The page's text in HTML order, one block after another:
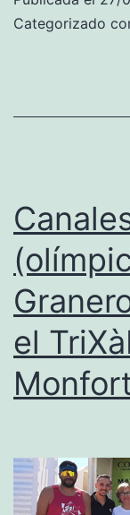
en
en
Categorizado
el